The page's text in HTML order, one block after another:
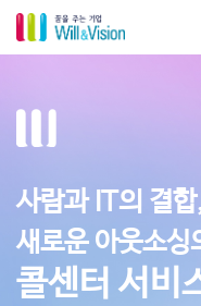
사람과 IT의 결
새로운 아웃소싱
콜센터 서비